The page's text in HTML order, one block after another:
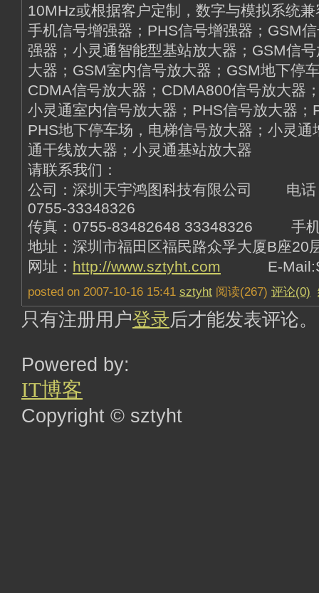
10MHz或根据客户定制，数字与模拟系统
手机信号增强器；PHS信号增强器；GSM
强器；小灵通智能型基站放大器；GSM信
大器；GSM室内信号放大器；GSM地下停
CDMA信号放大器；CDMA800信号放大器
小灵通室内信号放大器；PHS信号放大器；
PHS地下停车场，电梯信号放大器；小灵
通干线放大器；小灵通基站放大器
请联系我们：
公司：深圳天宇鸿图科技有限公司 电
0755-33348326
传真：0755-83482648 33348326 手机
地址：深圳市福田区福民路众孚大厦B座
网址： http://www.sztyht.com E-
posted on 2007-10-16 15:41 sztyht 阅读(267) 评论(0)
只有注册用户登录后才能发表评论。
Powered by:
IT博客
Copyright © sztyht